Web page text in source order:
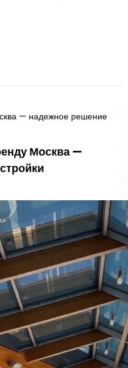
— надежное решение
Москва —